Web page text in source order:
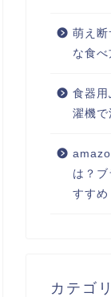
萌え断
な食
食器用
濯機で
は？
すすめ
カテゴ